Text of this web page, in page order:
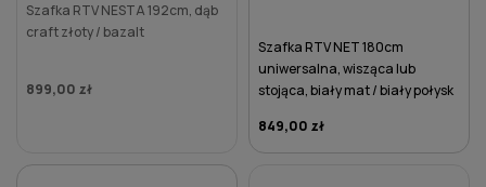
Szafka RTV NESTA 192cm, dąb
craft złoty / bazalt
899,00 zł
Szafka RTV NET 180cm
uniwersalna, wisząca lub
stojąca, biały mat / biały połysk
849,00 zł